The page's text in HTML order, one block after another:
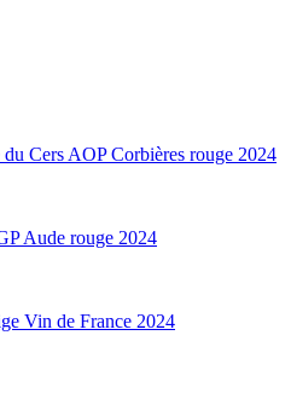
du Cers AOP Corbières rouge 2024
Aude rouge 2024
Vin de France 2024